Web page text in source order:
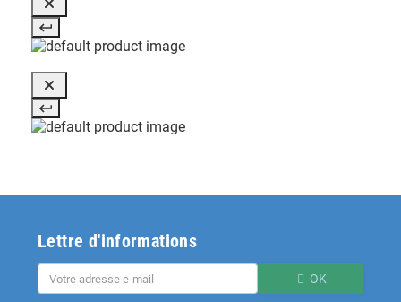
Lettre d'informations
OK